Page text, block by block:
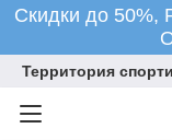
Скидки до
Территория